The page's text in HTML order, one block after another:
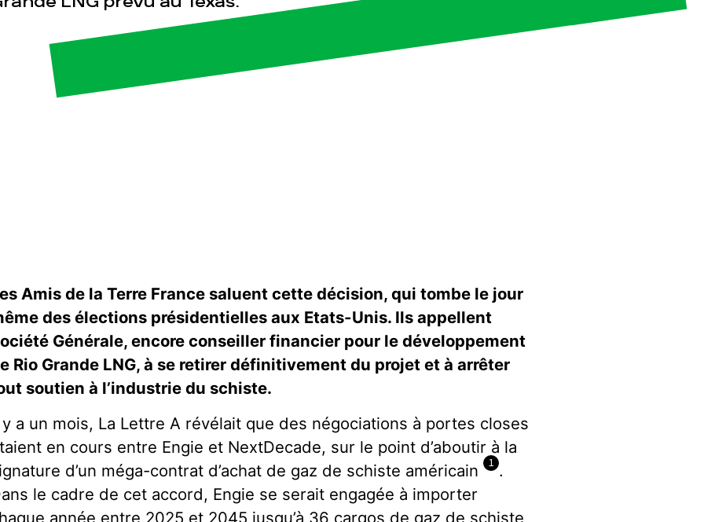
Amis de la Terre France saluent cette décision, qui tombe le jour
des élections présidentielles aux Etats-Unis. Ils appellent
Générale, encore conseiller financier pour le développement
Rio Grande LNG, à se retirer définitivement du projet et à arrêter
soutien à l’industrie du schiste.
a un mois, La Lettre A révélait que des négociations à portes closes
en cours entre Engie et NextDecade, sur le point d’aboutir à la
d’un méga-contrat d’achat de gaz de schiste américain 1 .
le cadre de cet accord, Engie se serait engagée à importer
année entre 2025 et 2045 jusqu’à 36 cargos de gaz de schiste